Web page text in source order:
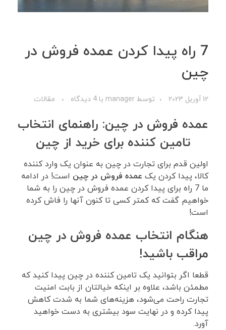
7 راه پیدا کردن عمده فروش در
چین
12 آوریل 2023 توسط manager با 4 دیدگاه مقالات
عمده فروش در چین: راهنمای انتخاب
تامین کننده برای خرید از چین
اولین قدم برای تجارت در چین به عنوان یک وارد کننده
کالا، پیدا کردن یک عمده فروش در چین است! در ادامه
ما 7 راه برای پیدا کردن عمده فروش در چین را به شما
خواهیم گفت که کمتر کسی تا کنون آنها را فاش کرده
است!
هنگام انتخاب عمده فروش در چین
مراقب باشید!
قطعا اگر بتوانید یک تامین کننده در چین پیدا کنید که
مطمئن باشد، علاوه بر اینکه خیالتان از بابت امنیت
تجارت راحت می‌شود، هزینه‌های شما به شدت کاهش
پیدا کرده و در نهایت سود بیشتری به دست خواهید
آورد.